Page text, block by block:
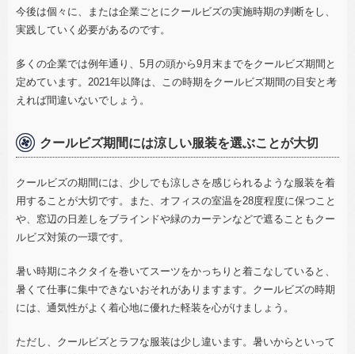
今後は個々に、または企業ごとにクールビズの実施時期の判断をし、
実践していく必要があるのです。
多くの企業では例年通り、 5 月の頭から9 月末までをクールビズ期間と
定めています。 2021 年以降は、この時期をクールビズ期間の目安と考
えれば間違いないでしょう。
クールビズ期間には涼しい服装を選ぶことが大切
クールビズの期間には、少しでも涼しさを感じられるような服装を着
用することが大切です。また、オフィスの室温を28度程度に保つこと
や、窓辺の日差しをブラインドや緑のカーテンなどで遮ることもクー
ルビズ対策の一環です。
暑い時期にネクタイを巻いてスーツをかっちりと着こなしていると、
暑くて仕事に集中できないおそれがありますます。クールビズの時期
には、通気性がよく着心地に優れた軽装を心がけましょう。
ただし、クールビズとラフな服装は少し違います。暑いからといって